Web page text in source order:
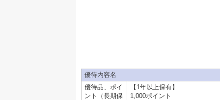
優待内容名
優待品、ポイ
ント（長期保
【1年以上保有】
1,000ポイント